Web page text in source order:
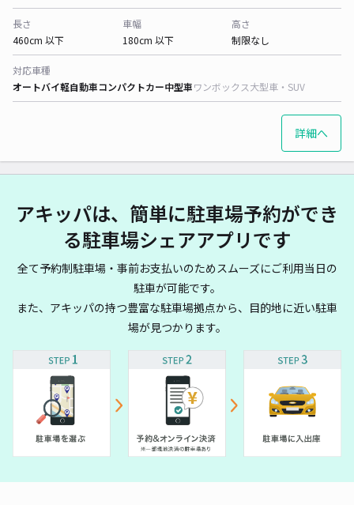
長さ
460cm 以下
車幅
180cm 以下
高さ
制限なし
対応車種
オートバイ軽自動車コンパクトカー中型車ワンボックス大型車・SUV
詳細へ
アキッパは、簡単に駐車場予約ができ
る駐車場シェアアプリです
全て予約制駐車場・事前お支払いのためスムーズにご利用当日の
駐車が可能です。
また、アキッパの持つ豊富な駐車場拠点から、目的地に近い駐車
場が見つかります。